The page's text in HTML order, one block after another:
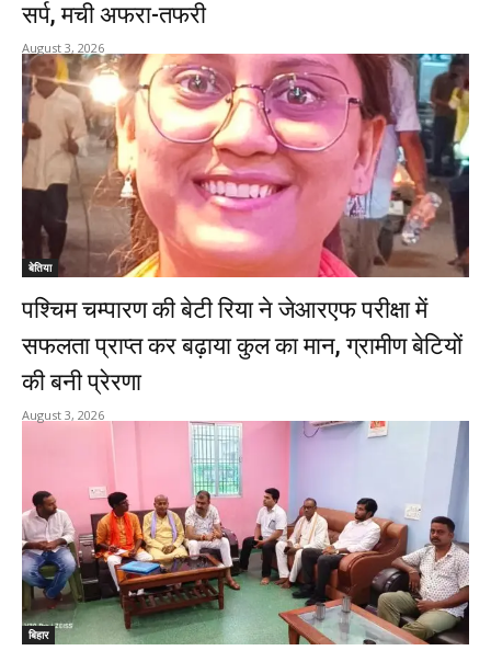
सर्प, मची अफरा-तफरी
August 3, 2026
बेतिया
पश्चिम चम्पारण की बेटी रिया ने जेआरएफ परीक्षा में
सफलता प्राप्त कर बढ़ाया कुल का मान, ग्रामीण बेटियों
की बनी प्रेरणा
August 3, 2026
बिहार